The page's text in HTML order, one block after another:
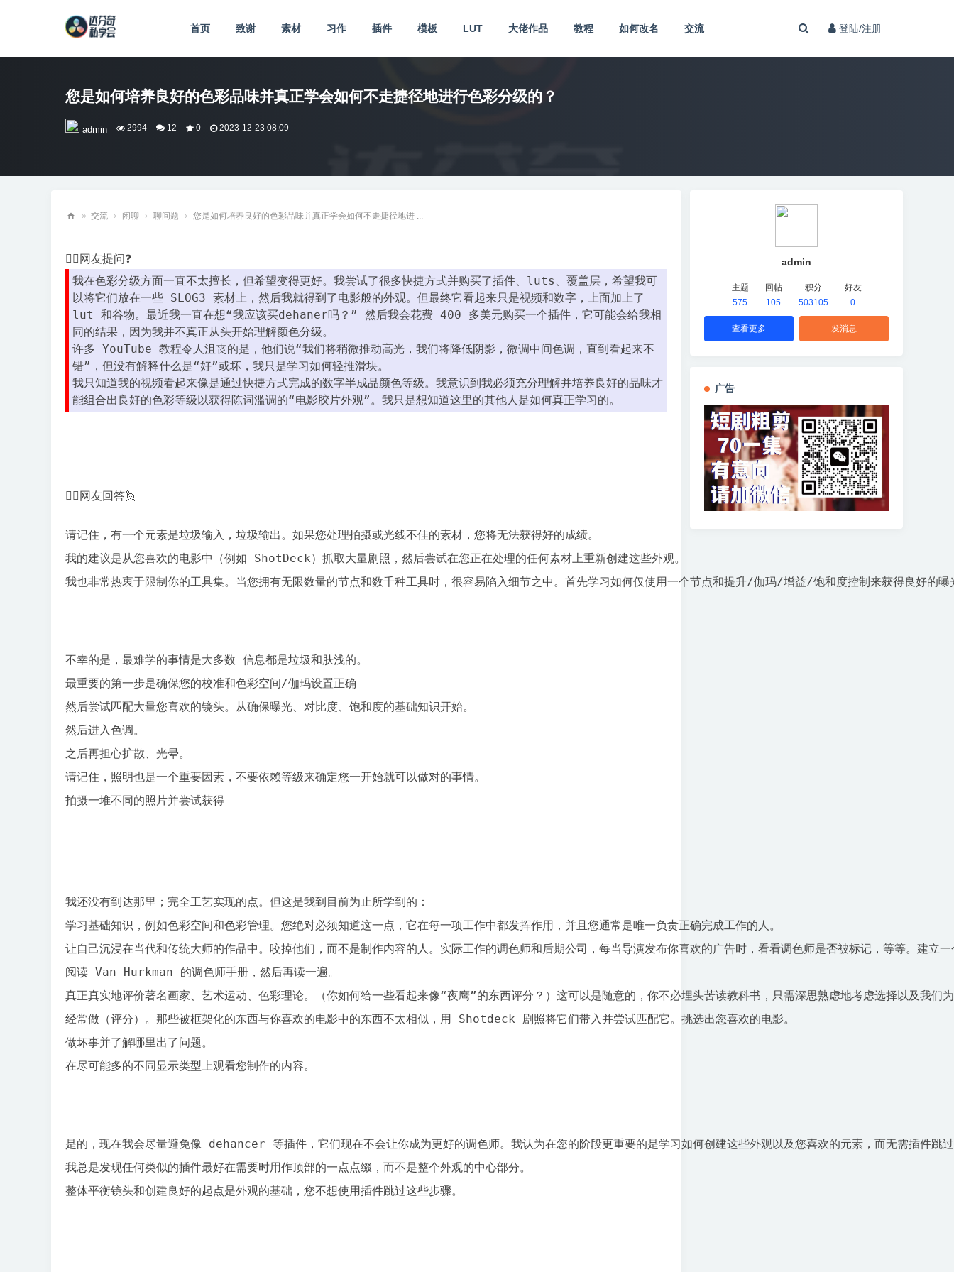
首页 致谢 素材 习作 插件 模板 LUT 大佬作品 教程 如何改名 交流 登陆/注册
您是如何培养良好的色彩品味并真正学会如何不走捷径地进行色彩分级的？
admin 2994 12 0 2023-12-23 08:09
芬
奇
享
会
» 交流 › 闲聊 › 聊问题 › 您是如何培养良好的色彩品味并真正学会如何不走捷径地进 ...
💁‍♂️网友提问❓
我在色彩分级方面一直不太擅长，但希望变得更好。我尝试了很多快捷方式并购买了插件、luts、覆盖层，希望我可
以将它们放在一些 SLOG3 素材上，然后我就得到了电影般的外观。但最终它看起来只是视频和数字，上面加上了
lut 和谷物。最近我一直在想“我应该买dehaner吗？” 然后我会花费 400 多美元购买一个插件，它可能会给我相
同的结果，因为我并不真正从头开始理解颜色分级。
许多 YouTube 教程令人沮丧的是，他们说“我们将稍微推动高光，我们将降低阴影，微调中间色调，直到看起来不
错”，但没有解释什么是“好”或坏，我只是学习如何轻推滑块。
我只知道我的视频看起来像是通过快捷方式完成的数字半成品颜色等级。我意识到我必须充分理解并培养良好的品味才
能组合出良好的色彩等级以获得陈词滥调的“电影胶片外观”。我只是想知道这里的其他人是如何真正学习的。
💁‍♂️网友回答🙋
请记住，有一个元素是垃圾输入，垃圾输出。如果您处理拍摄或光线不佳的素材，您将无法获得好的成绩。
我的建议是从您喜欢的电影中（例如 ShotDeck）抓取大量剧照，然后尝试在您正在处理的任何素材上重新创建这些外观。
我也非常热衷于限制你的工具集。当您拥有无限数量的节点和数千种工具时，很容易陷入细节之中。首先学习如何仅使用一个节点和提升/伽玛/增益/饱和度控制来获得良好的曝
不幸的是，最难学的事情是大多数 信息都是垃圾和肤浅的。
最重要的第一步是确保您的校准和色彩空间/伽玛设置正确
然后尝试匹配大量您喜欢的镜头。从确保曝光、对比度、饱和度的基础知识开始。
然后进入色调。
之后再担心扩散、光晕。
请记住，照明也是一个重要因素，不要依赖等级来确定您一开始就可以做对的事情。
拍摄一堆不同的照片并尝试获得
我还没有到达那里；完全工艺实现的点。但这是我到目前为止所学到的：
学习基础知识，例如色彩空间和色彩管理。您绝对必须知道这一点，它在每一项工作中都发挥作用，并且您通常是唯一负责正确完成工作的人。
让自己沉浸在当代和传统大师的作品中。咬掉他们，而不是制作内容的人。实际工作的调色师和后期公司，每当导演发布你喜欢的广告时，看看调色师是否被标记，等等。建立
阅读 Van Hurkman 的调色师手册，然后再读一遍。
真正真实地评价著名画家、艺术运动、色彩理论。（你如何给一些看起来像“夜鹰”的东西评分？）这可以是随意的，你不必埋头苦读教科书，只需深思熟虑地考虑选择以及我们
经常做（评分）。那些被框架化的东西与你喜欢的电影中的东西不太相似，用 Shotdeck 剧照将它们带入并尝试匹配它。挑选出您喜欢的电影。
做坏事并了解哪里出了问题。
在尽可能多的不同显示类型上观看您制作的内容。
是的，现在我会尽量避免像 dehancer 等插件，它们现在不会让你成为更好的调色师。我认为在您的阶段更重要的是学习如何创建这些外观以及您喜欢的元素，而无需插件跳
我总是发现任何类似的插件最好在需要时用作顶部的一点点缀，而不是整个外观的中心部分。
整体平衡镜头和创建良好的起点是外观的基础，您不想使用插件跳过这些步骤。
admin
主题
575
回帖
105
积分
503105
好友
0
查看更多 发消息
广告